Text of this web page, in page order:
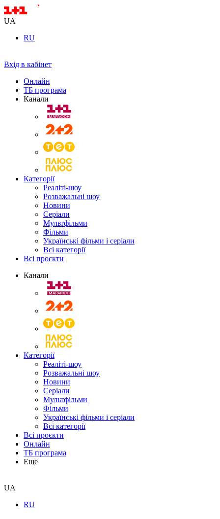
UA
RU
Вхід в кабінет
Онлайн
ТБ програма
Канали
Категорії
Реаліті-шоу
Розважальні шоу
Новини
Серіали
Мультфільми
Фільми
Українські фільми і серіали
Всі категорії
Всі проєкти
Канали
Категорії
Реаліті-шоу
Розважальні шоу
Новини
Серіали
Мультфільми
Фільми
Українські фільми і серіали
Всі категорії
Всі проєкти
Онлайн
ТБ програма
Еще
UA
RU